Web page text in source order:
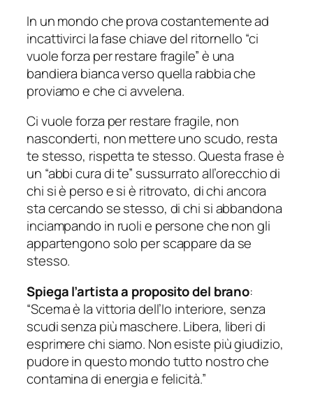
In un mondo che prova costantemente ad
incattivirci la fase chiave del ritornello “ci
vuole forza per restare fragile”è una
bandiera bianca verso quella rabbia che
proviamo e che ci avvelena.
Ci vuole forza per restare fragile, non
nasconderti, non mettere uno scudo, resta
te stesso, rispetta te stesso. Questa frase è
un “abbi cura di te” sussurrato all’orecchio di
chi si è perso e si è ritrovato, di chi ancora
sta cercando se stesso, di chi si abbandona
inciampando in ruoli e persone che non gli
appartengono solo per scappare da se
stesso.
Spiega l’artista a proposito del brano:
“Scema è la vittoria dell’Io interiore, senza
scudi senza più maschere. Libera, liberi di
esprimere chi siamo. Non esiste più giudizio,
pudore in questo mondo tutto nostro che
contamina di energia e felicità.”